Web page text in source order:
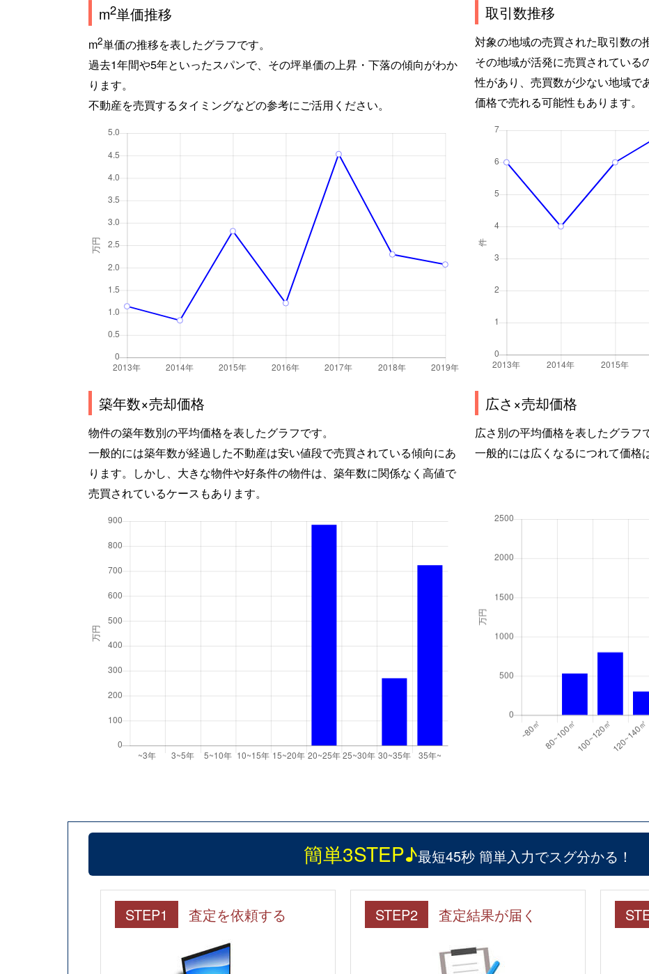
m2単価推移
m2単価の推移を表したグラフです。
過去1年間や5年といったスパンで、その坪単価の上昇・下落の傾向がわか
ります。
不動産を売買するタイミングなどの参考にご活用ください。
取引数推移
対象の地域の売買された取引数の
その地域が活発に売買されてい
性があり、売買数が少ない地域で
価格で売れる可能性もあります。
築年数×売却価格
物件の築年数別の平均価格を表したグラフです。
一般的には築年数が経過した不動産は安い値段で売買されている傾向にあ
ります。しかし、大きな物件や好条件の物件は、築年数に関係なく高値で
売買されているケースもあります。
広さ×売却価格
広さ別の平均価格を表したグラフ
一般的には広くなるにつれて価格
簡単3STEP♪最短45秒 簡単入力でスグ分かる！
STEP1 査定を依頼する STEP2 査定結果が届く